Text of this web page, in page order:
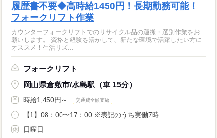
履歴書不要◆高時給1450円！長期勤務可能！
フォークリフト作業
カウンターフォークリフトでのリサイクル品の運搬・選別作業をお
願いします。 資格と経験を活かして、新たな環境で活躍したい方に
オススメ！生活リズ...
フォークリフト
岡山県倉敷市/水島駅（車 15分）
時給1,450円～ 交通費全額支給
【1】08：00〜17：00 ※表記のうち実働7時...
日曜日